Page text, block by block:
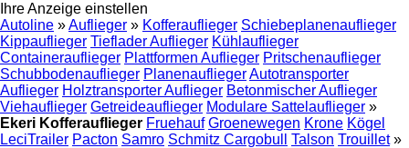
Ihre Anzeige einstellen
Autoline »Auflieger » Kofferauflieger Schiebeplanenauflieger
Kippauflieger Tieflader Auflieger Kühlauflieger
Containerauflieger Plattformen Auflieger Pritschenauflieger
Schubbodenauflieger PlanenaufliegerAutotransporter
Auflieger Holztransporter Auflieger Betonmischer Auflieger
Viehauflieger Getreideauflieger Modulare Sattelauflieger »
Ekeri Kofferauflieger Fruehauf Groenewegen Krone Kögel
LeciTrailer Pacton Samro Schmitz Cargobull Talson Trouillet »